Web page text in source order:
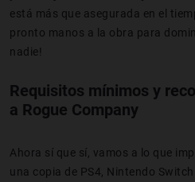
está más que asegurada en el
pronto manos a la obra para
nadie!
Requisitos mínimos y
a Rogue Company
Ahora sí que sí, vamos a lo que
una copia de PS4, Nintendo